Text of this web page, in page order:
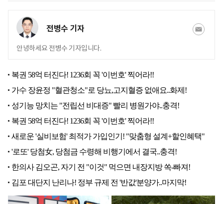
전병수 기자
안녕하세요 전병수 기자입니다.